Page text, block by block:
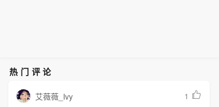
热门评论
艾薇薇_Ivy 1